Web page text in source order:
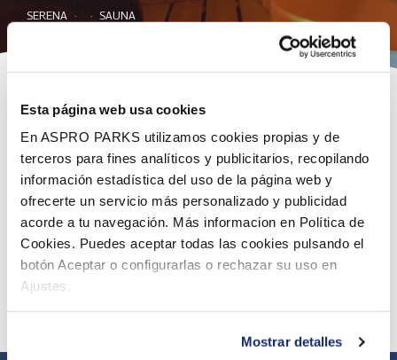
Esta página web usa cookies
En ASPRO PARKS utilizamos cookies propias y de
terceros para fines analíticos y publicitarios, recopilando
información estadística del uso de la página web y
ofrecerte un servicio más personalizado y publicidad
acorde a tu navegación. Más informacion en Política de
Cookies. Puedes aceptar todas las cookies pulsando el
botón Aceptar o configurarlas o rechazar su uso en
Ajustes.
Mostrar detalles
SERENA SAUNA
Saunas